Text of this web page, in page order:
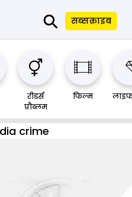
⚲ सब्सक्राइब
रीडर्स
प्रौब्लम
फिल्म
crime